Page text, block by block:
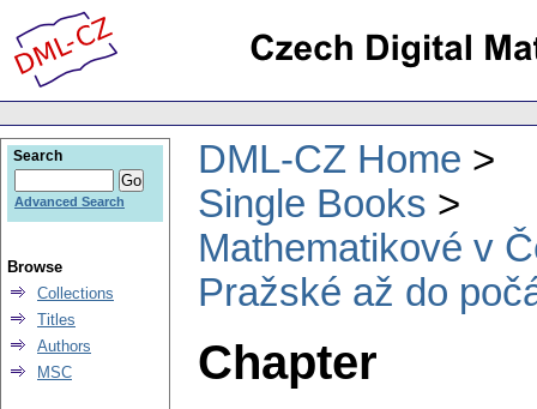
DML-CZ Home
Single Books
Mathematikové v
Pražské až do
Chapter
Search
Advanced Search
Browse
Collections
Titles
Authors
MSC